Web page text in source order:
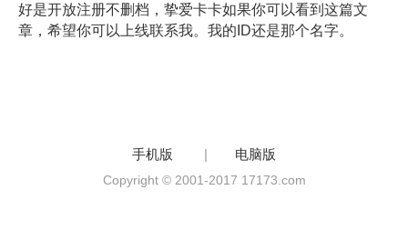
好是开放注册不删档，挚爱卡卡如果你可以看到这篇文
章，希望你可以上线联系我。我的ID还是那个名字。
手机版 | 电脑版
Copyright © 2001-2017 17173.com